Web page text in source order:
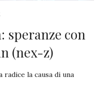
speranze con
(nex-z)
la causa di una